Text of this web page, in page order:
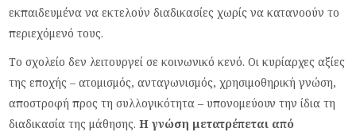
εκπαιδευμένα να εκτελούν διαδικασίες χωρίς να κατανοούν το
περιεχόμενό τους.
Το σχολείο δεν λειτουργεί σε κοινωνικό κενό. Οι κυρίαρχες αξίες
της εποχής – ατομισμός, ανταγωνισμός, χρησιμοθηρική γνώση,
αποστροφή προς τη συλλογικότητα – υπονομεύουν την ίδια τη
διαδικασία της μάθησης.Η γνώση μετατρέπεται από